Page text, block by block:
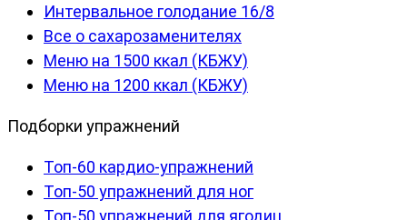
Интервальное голодание 16/8
Все о сахарозаменителях
Меню на 1500 ккал (КБЖУ)
Меню на 1200 ккал (КБЖУ)
Подборки упражнений
Топ-60 кардио-упражнений
Топ-50 упражнений для ног
Топ-50 упражнений для ягодиц